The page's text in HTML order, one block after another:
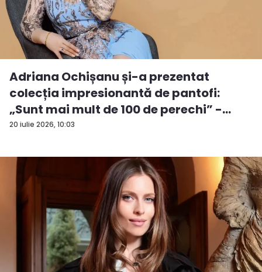
20 iulie 2026, 10:03
Adriana Ochișanu și-a prezentat
colecția impresionantă de pantofi:
„Sunt mai mult de 100 de perechi” -
VID...